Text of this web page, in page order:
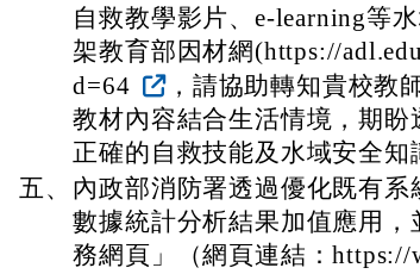
自救教學影片、e-learning等
架教育部因材網(https://
d=64
，請協助轉知貴校教
教材內容結合生活情境，期
正確的自救技能及水域安全知
五、
內政部消防署透過優化既有
數據統計分析結果加值應用
務網頁」（網頁連結：https://